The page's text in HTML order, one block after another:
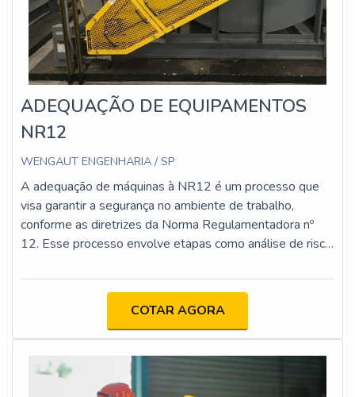
ADEQUAÇÃO DE EQUIPAMENTOS
NR12
WENGAUT ENGENHARIA / SP
A adequação de máquinas à NR12 é um processo que
visa garantir a segurança no ambiente de trabalho,
conforme as diretrizes da Norma Regulamentadora nº
12. Esse processo envolve etapas como análise de risco,
segurança, atualização da documentação técnica e
capacitação dos operadores. O objetivo é minimizar os
riscos de acidentes e assegurar que as máquinas
estejam em conformidade com os requisitos legais e
técnicos.
COTAR AGORA